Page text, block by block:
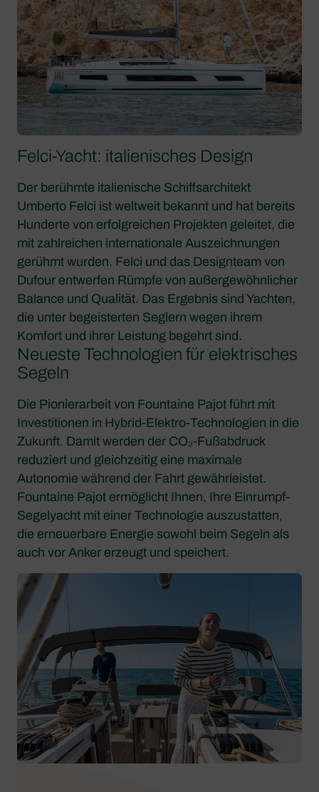
Felci-Yacht: italienisches Design
Der berühmte italienische Schiffsarchitekt
Umberto Felci ist weltweit bekannt und hat bereits
Hunderte von erfolgreichen Projekten geleitet, die
mit zahlreichen internationale Auszeichnungen
gerühmt wurden. Felci und das Designteam von
Dufour entwerfen Rümpfe von außergewöhnlicher
Balance und Qualität. Das Ergebnis sind Yachten,
die unter begeisterten Seglern wegen ihrem
Komfort und ihrer Leistung begehrt sind.
Neueste Technologien für elektrisches
Segeln
Die Pionierarbeit von Fountaine Pajot führt mit
Investitionen in Hybrid-Elektro-Technologien in die
Zukunft. Damit werden der CO₂-Fußabdruck
reduziert und gleichzeitig eine maximale
Autonomie während der Fahrt gewährleistet.
Fountaine Pajot ermöglicht Ihnen, Ihre Einrumpf-
Segelyacht mit einer Technologie auszustatten,
die erneuerbare Energie sowohl beim Segeln als
auch vor Anker erzeugt und speichert.